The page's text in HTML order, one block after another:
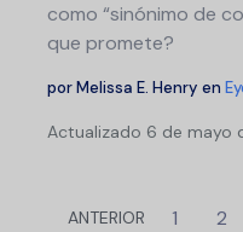
como “sinónimo de
que promete?
porMelissa E. Henry en
Actualizado 6 de mayo
ANTERIOR 1 2